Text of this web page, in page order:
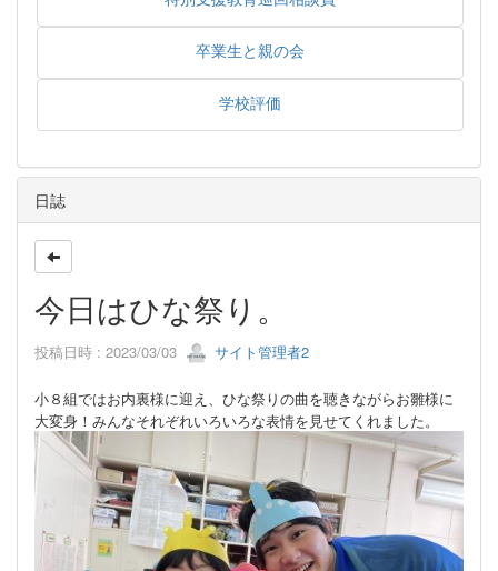
卒業生と親の会
学校評価
日誌
今日はひな祭り。
投稿日時 : 2023/03/03 サイト管理者2
小８組ではお内裏様に迎え、ひな祭りの曲を聴きながらお雛様に
大変身！みんなそれぞれいろいろな表情を見せてくれました。